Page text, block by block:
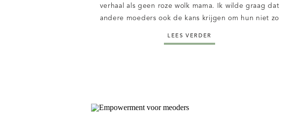
verhaal als geen roze wolk mama. Ik wilde graag dat
andere moeders ook de kans krijgen om hun niet zo
van een geen roze wolk” mama gestart. Zodat […]
LEES VERDER